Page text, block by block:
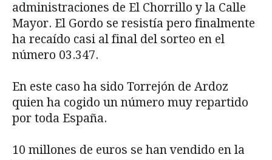
administraciones de El Chorrillo y la Calle
Mayor. El Gordo se resistía pero finalmente
ha recaído casi al final del sorteo en el
número 03.347.
En este caso ha sido Torrejón de Ardoz
quien ha cogido un número muy repartido
por toda España.
10 millones de euros se han vendido en la